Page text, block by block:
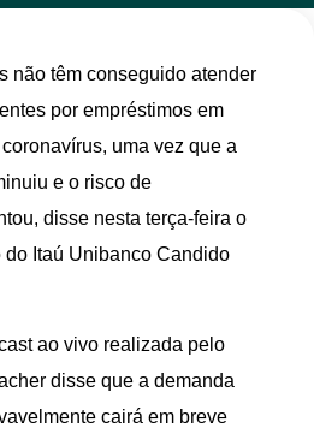
não têm conseguido atender
por empréstimos em
uma vez que a
e o risco de
disse nesta terça-feira o
Itaú Unibanco Candido
ao vivo realizada pelo
disse que a demanda
cairá em breve